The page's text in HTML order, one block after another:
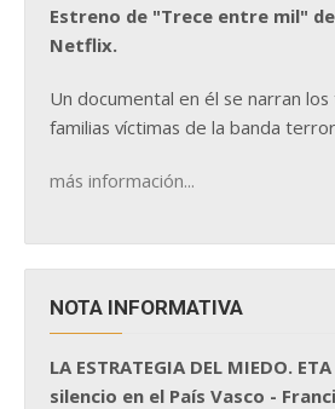
Estreno de "Trece entre mil"
Netflix.
Un documental en él se narran
familias víctimas de la banda
más información...
NOTA INFORMATIVA
LA ESTRATEGIA DEL MIEDO.
silencio en el País Vasco -